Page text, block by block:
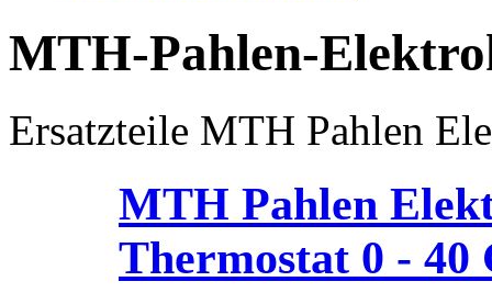
MTH-Pahlen-
Ersatzteile MTH Pahlen
MTH Pahlen
Thermostat 0 - 40